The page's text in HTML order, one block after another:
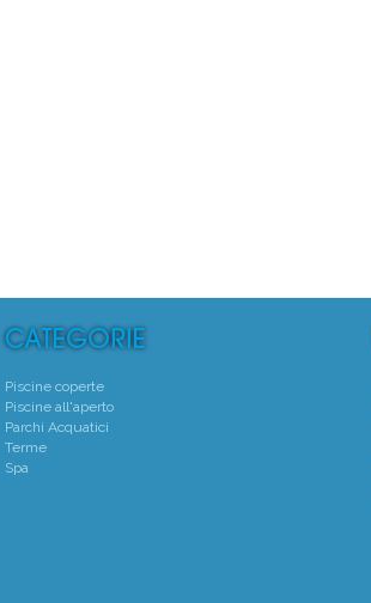
Piscine coperte
Piscine all'aperto
Parchi Acquatici
Terme
Spa